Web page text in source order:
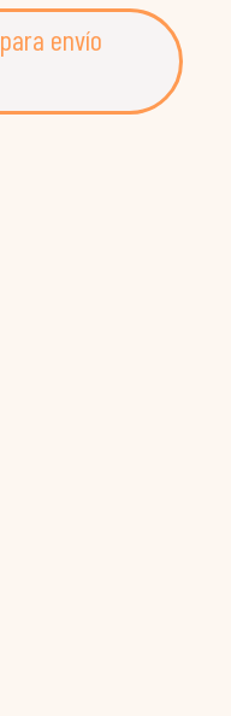
para envío